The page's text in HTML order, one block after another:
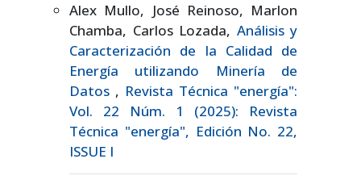
Alex Mullo, José Reinoso, Marlon
Chamba, Carlos Lozada, Análisis y
Caracterización de la Calidad de
Energía utilizando Minería de
Datos , Revista Técnica "energía":
Vol. 22 Núm. 1 (2025): Revista
Técnica "energía", Edición No. 22,
ISSUE I